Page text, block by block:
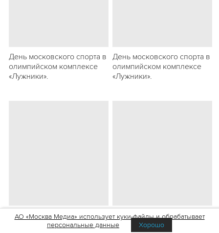
День московского спорта в
олимпийском комплексе
«Лужники».
День московского спорта в
олимпийском комплексе
«Лужники».
День московского спорта в
олимпийском комплексе
День московского спорта в
олимпийском комплексе
АО «Москва Медиа» использует куки-файлы и обрабатывает
персональные данные
Хорошо